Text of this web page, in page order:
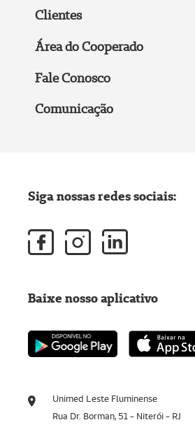
Clientes
Área do Cooperado
Fale Conosco
Comunicação
Unimed Leste Fluminense
Rua Dr. Borman, 51 - Niterói - RJ
Siga nossas redes sociais:
Baixe nosso aplicativo